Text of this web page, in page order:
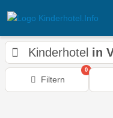
Kinderhotel in
Filtern
0